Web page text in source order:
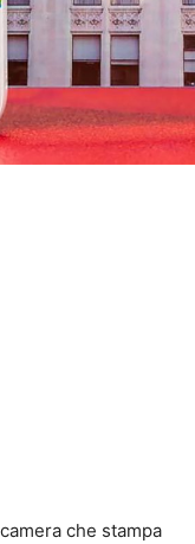
che stampa